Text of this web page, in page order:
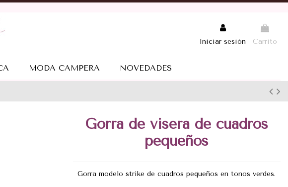
Iniciar sesión Carrito
MODA CAMPERA NOVEDADES
Gorra de visera de cuadros
pequeños
Gorra modelo strike de cuadros pequeños en tonos verdes.